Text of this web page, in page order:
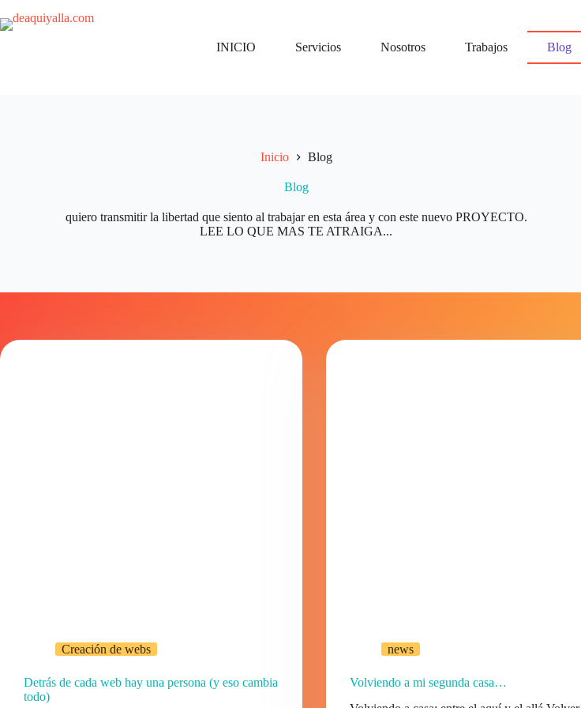
al
contenido
INICIO
Servicios Nosotros Trabajos Blog
Inicio Blog
Blog
quiero transmitir la libertad que siento al trabajar en esta área y con este nuevo PROYECTO.
LEE LO QUE MAS TE ATRAIGA...
Creación de webs
Detrás de cada web hay una persona (y eso cambia
todo)
news
Volviendo a mi segunda casa…